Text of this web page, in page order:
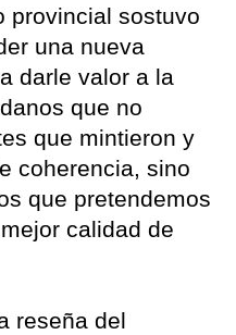
provincial sostuvo
una nueva
darle valor a la
que no
que mintieron y
coherencia, sino
que pretendemos
calidad de
reseña del